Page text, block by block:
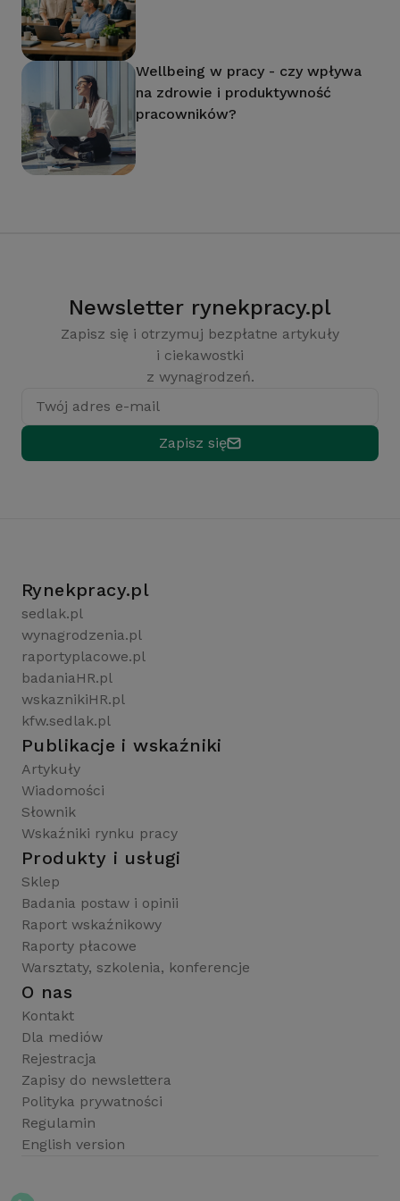
Wellbeing w pracy - czy wpływa
na zdrowie i produktywność
pracowników?
Newsletter rynekpracy.pl
Zapisz się i otrzymuj bezpłatne artykuły
i ciekawostki
z wynagrodzeń.
Twój adres e-mail
Zapisz się
Rynekpracy.pl
sedlak.pl
wynagrodzenia.pl
raportyplacowe.pl
badaniaHR.pl
wskaznikiHR.pl
kfw.sedlak.pl
Publikacje i wskaźniki
Artykuły
Wiadomości
Słownik
Wskaźniki rynku pracy
Produkty i usługi
Sklep
Badania postaw i opinii
Raport wskaźnikowy
Raporty płacowe
Warsztaty, szkolenia, konferencje
O nas
Kontakt
Dla mediów
Rejestracja
Zapisy do newslettera
Polityka prywatności
Regulamin
English version